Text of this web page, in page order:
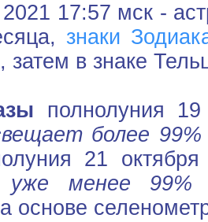
17:57 мск -
знаки
затем в знаке
полнолуния
более
21
уже менее 99%
основе